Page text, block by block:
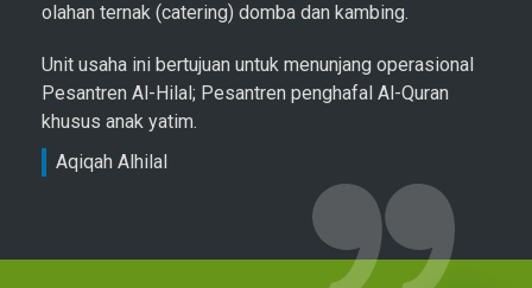
olahan ternak (catering) domba dan kambing.
Unit usaha ini bertujuan untuk menunjang operasional
Pesantren Al-Hilal; Pesantren penghafal Al-Quran
khusus anak yatim.
Aqiqah Alhilal